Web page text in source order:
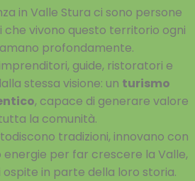
in Valle Stura ci sono persone
che vivono questo territorio ogni
profondamente.
guide, ristoratori e
stessa visione: un turismo
, capace di generare valore
la comunità.
tradizioni, innovano con
per far crescere la Valle,
in parte della loro storia.